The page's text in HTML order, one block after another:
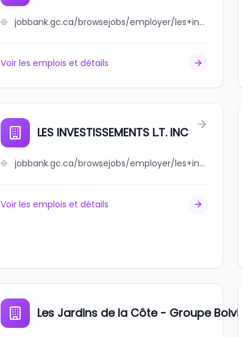
jobbank.gc.ca/browsejobs/employer/les+industries+teqnicolor/ca
Voir les emplois et détails
LES INVESTISSEMENTS L.T. INC
jobbank.gc.ca/browsejobs/employer/les+investissements+l.t.+inc/ca
Voir les emplois et détails
Les Jardins de la Côte - Groupe Boivin